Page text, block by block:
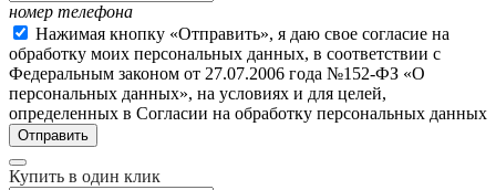
номер телефона
Нажимая кнопку «Отправить», я даю свое согласие на
обработку моих персональных данных, в соответствии с
Федеральным законом от 27.07.2006 года №152-ФЗ «О
персональных данных», на условиях и для целей,
определенных в Согласии на обработку персональных данных
Купить в один клик